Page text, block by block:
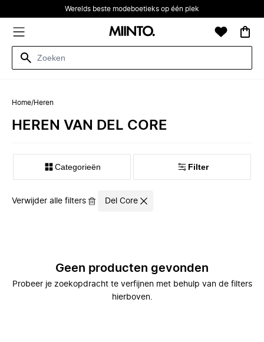
Werelds beste modeboetieks op één plek
Home/Heren
HEREN VAN DEL CORE
Categorieën Filter
Verwijder alle filters Del Core
Geen producten gevonden
Probeer je zoekopdracht te verfijnen met behulp van de filters
hierboven.